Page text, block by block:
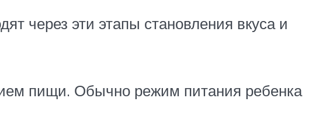
через эти этапы становления вкуса и
пищи. Обычно режим питания ребенка